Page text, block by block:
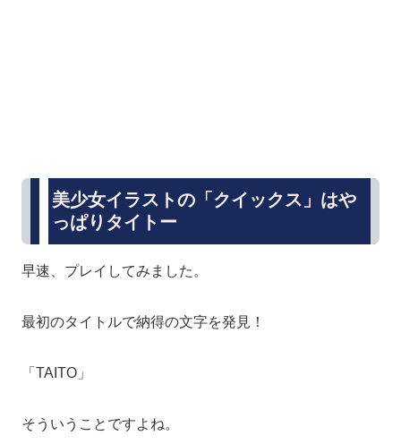
美少女イラストの「クイックス」はや
っぱりタイトー
早速、プレイしてみました。
最初のタイトルで納得の文字を発見！
「TAITO」
そういうことですよね。